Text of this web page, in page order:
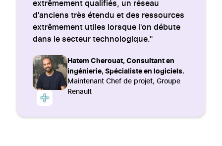
extrêmement qualifiés, un réseau
d'anciens très étendu et des ressources
extrêmement utiles lorsque l'on débute
dans le secteur technologique."
Hatem Cherouat, Consultant en
ingénierie, Spécialiste en logiciels.
Maintenant Chef de projet, Groupe
Renault